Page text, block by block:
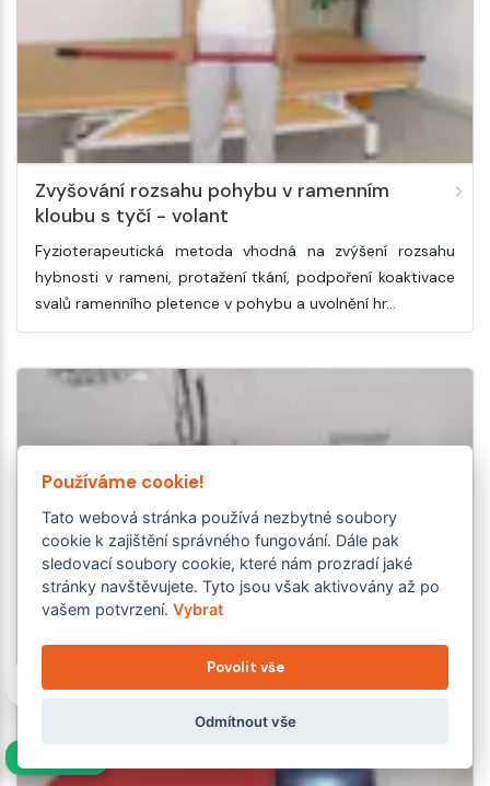
Zvyšování rozsahu pohybu v ramenním
kloubu s tyčí - volant
Fyzioterapeutická metoda vhodná na zvýšení rozsahu
hybnosti v rameni, protažení tkání, podpoření koaktivace
svalů ramenního pletence v pohybu a uvolnění hr…
Používáme cookie!
Tato webová stránka používá nezbytné soubory
cookie k zajištění správného fungování. Dále pak
sledovací soubory cookie, které nám prozradí jaké
stránky navštěvujete. Tyto jsou však aktivovány až po
vašem potvrzení.Vybrat
Povolit vše
Odmítnout vše